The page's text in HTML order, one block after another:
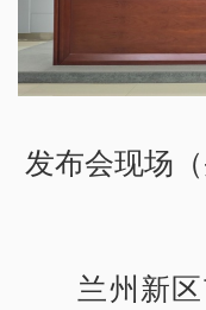
发布会现场
兰州新